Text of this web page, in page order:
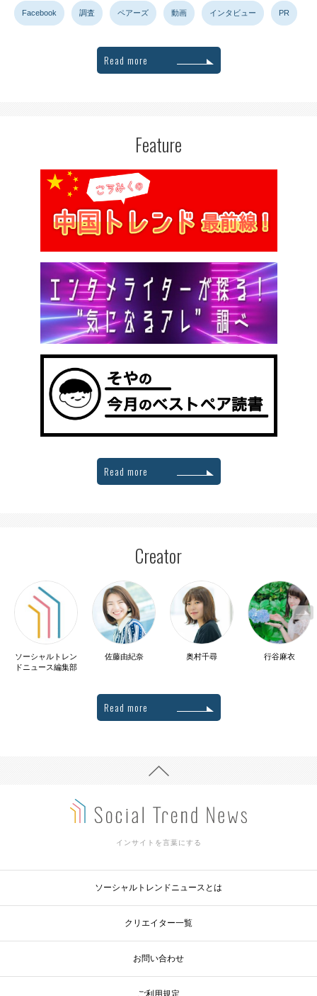
Facebook 調査 ペアーズ 動画 インタビュー PR
Read more
Feature
Read more
Creator
ソーシャルトレン
ドニュース編集部
佐藤由紀奈 奥村千尋 行谷麻衣
Read more
インサイトを言葉にする
ソーシャルトレンドニュースとは
クリエイター一覧
お問い合わせ